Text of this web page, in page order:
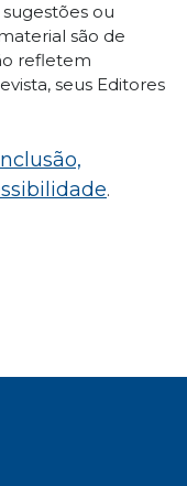
ou
são de
refletem
seus Editores
.